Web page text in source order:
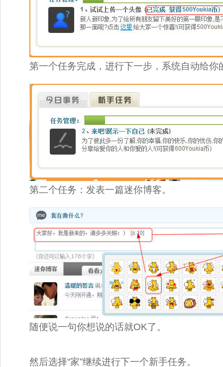
第一个任务完成，进行下一步，系统自动给
第二个任务：发表一篇迷你博客。
随便说一句你想说的话就OK了。
然后选择“家”继续进行下一个新手任务。